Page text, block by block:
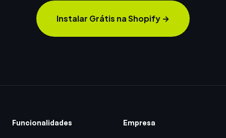
Instalar Grátis na Shopify →
Funcionalidades Empresa